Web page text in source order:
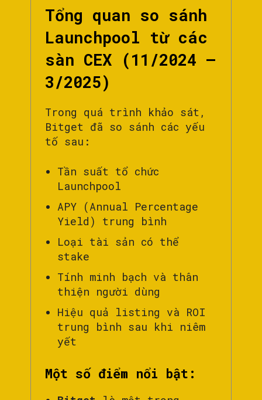
Tổng quan so sánh
Launchpool từ các
sàn CEX (11/2024 –
3/2025)
Trong quá trình khảo sát,
Bitget đã so sánh các yếu
tố sau:
Tần suất tổ chức
Launchpool
APY (Annual Percentage
Yield) trung bình
Loại tài sản có thể
stake
Tính minh bạch và thân
thiện người dùng
Hiệu quả listing và ROI
trung bình sau khi niêm
yết
Một số điểm nổi bật: